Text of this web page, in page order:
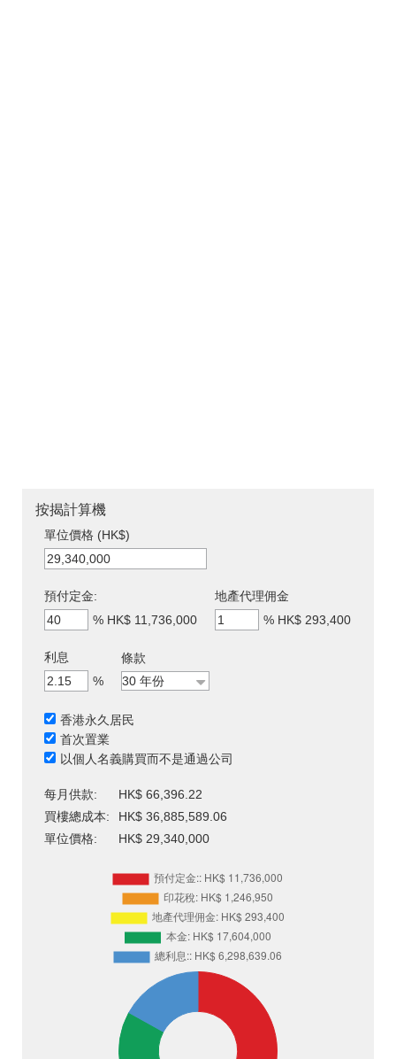
按揭計算機
單位價格 (HK$)
預付定金:
% HK$ 11,736,000
地產代理佣金
% HK$ 293,400
利息
%
條款
香港永久居民
首次置業
以個人名義購買而不是通過公司
每月供款:
HK$ 66,396.22
買樓總成本:
HK$ 36,885,589.06
單位價格:
HK$ 29,340,000